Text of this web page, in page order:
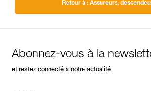
Retour à : Assureurs,
Abonnez-vous à la
et restez connecté à notre actualité